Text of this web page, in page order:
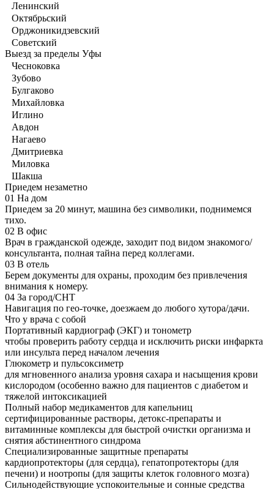
Ленинский
Октябрьский
Орджоникидзевский
Советский
Выезд за пределы Уфы
Чесноковка
Зубово
Булгаково
Михайловка
Иглино
Авдон
Нагаево
Дмитриевка
Миловка
Шакша
Приедем незаметно
01 На дом
Приедем за 20 минут, машина без символики, поднимемся
тихо.
02 В офис
Врач в гражданской одежде, заходит под видом знакомого/
консультанта, полная тайна перед коллегами.
03 В отель
Берем документы для охраны, проходим без привлечения
внимания к номеру.
04 За город/СНТ
Навигация по гео-точке, доезжаем до любого хутора/дачи.
Что у врача с собой
Портативный кардиограф (ЭКГ) и тонометр
чтобы проверить работу сердца и исключить риски инфаркта
или инсульта перед началом лечения
Глюкометр и пульсоксиметр
для мгновенного анализа уровня сахара и насыщения крови
кислородом (особенно важно для пациентов с диабетом и
тяжелой интоксикацией
Полный набор медикаментов для капельниц
сертифицированные растворы, детокс-препараты и
витаминные комплексы для быстрой очистки организма и
снятия абстинентного синдрома
Специализированные защитные препараты
кардиопротекторы (для сердца), гепатопротекторы (для
печени) и ноотропы (для защиты клеток головного мозга)
Сильнодействующие успокоительные и сонные средства